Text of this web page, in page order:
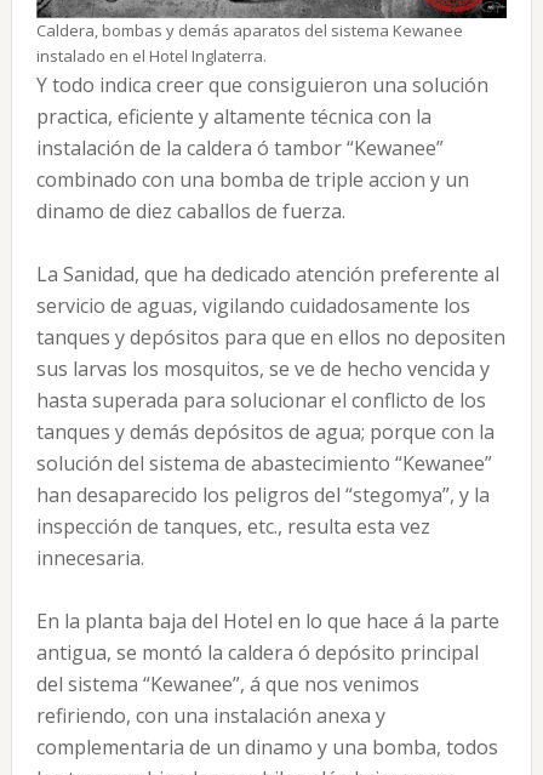
Caldera, bombas y demás aparatos del sistema Kewanee
instalado en el Hotel Inglaterra.
Y todo indica creer que consiguieron una solución
practica, eficiente y altamente técnica con la
instalación de la caldera ó tambor “Kewanee”
combinado con una bomba de triple accion y un
dinamo de diez caballos de fuerza.
La Sanidad, que ha dedicado atención preferente al
servicio de aguas, vigilando cuidadosamente los
tanques y depósitos para que en ellos no depositen
sus larvas los mosquitos, se ve de hecho vencida y
hasta superada para solucionar el conflicto de los
tanques y demás depósitos de agua; porque con la
solución del sistema de abastecimiento “Kewanee”
han desaparecido los peligros del “stegomya”, y la
inspección de tanques, etc., resulta esta vez
innecesaria.
En la planta baja del Hotel en lo que hace á la parte
antigua, se montó la caldera ó depósito principal
del sistema “Kewanee”, á que nos venimos
refiriendo, con una instalación anexa y
complementaria de un dinamo y una bomba, todos